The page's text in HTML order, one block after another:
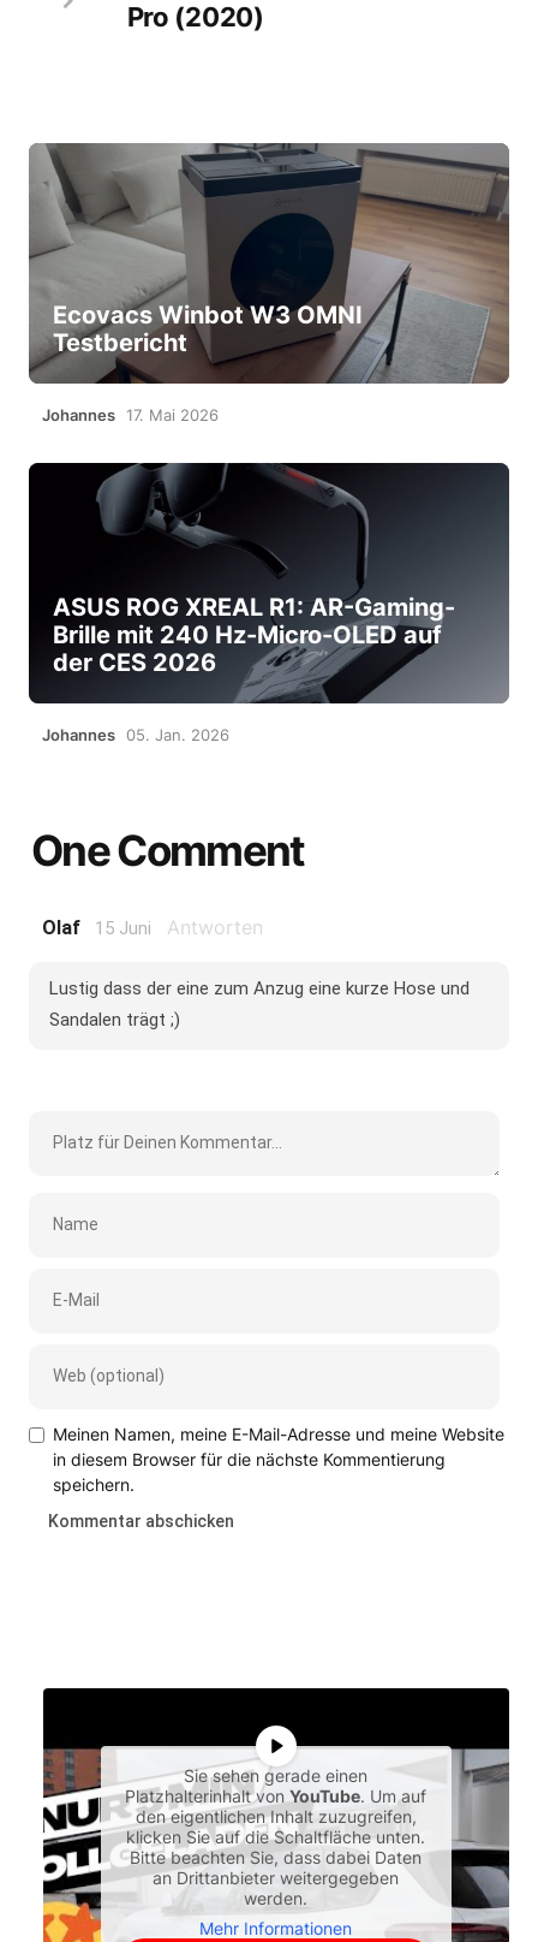
Pro (2020)
Ecovacs Winbot W3 OMNI
Testbericht
Johannes 17. Mai 2026
ASUS ROG XREAL R1: AR-Gaming-
Brille mit 240 Hz-Micro-OLED auf
der CES 2026
Johannes 05. Jan. 2026
One Comment
Olaf 15 Juni Antworten
Lustig dass der eine zum Anzug eine kurze Hose und
Sandalen trägt ;)
Meinen Namen, meine E-Mail-Adresse und meine Website
in diesem Browser für die nächste Kommentierung
speichern.
Sie sehen gerade einen
Platzhalterinhalt vonYouTube. Um auf
den eigentlichen Inhalt zuzugreifen,
klicken Sie auf die Schaltfläche unten.
Bitte beachten Sie, dass dabei Daten
an Drittanbieter weitergegeben
werden.
Mehr Informationen